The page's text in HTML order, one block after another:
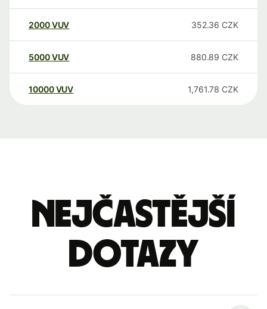
2000VUV 352.36 CZK
5000VUV 880.89 CZK
10000 VUV 1,761.78 CZK
Nejčastější
dotazy